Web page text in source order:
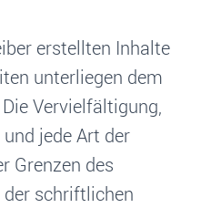
erstellten Inhalte
unterliegen dem
Vervielfältigung,
jede Art der
Grenzen des
der schriftlichen